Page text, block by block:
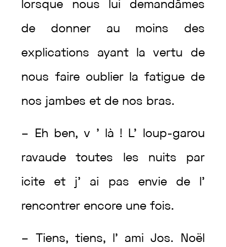
lorsque nous lui demandâmes
de donner au moins des
explications ayant lavertu de
nousfaire oublier lafatigue de
nos jambes et de nos bras.
– Eh ben,v ’ là ! L’ loup-garou
ravaudetoutes les nuits par
icite et j’ ai pas envie de l’
rencontrer encore unefois.
– Tiens, tiens, l’ amiJos. Noël